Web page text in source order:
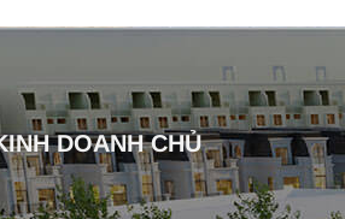
DOANH CHỦ